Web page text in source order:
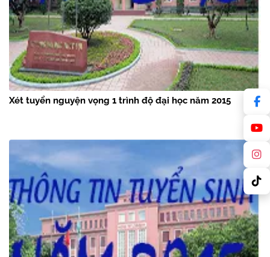
Xét tuyển nguyện vọng 1 trình độ đại học năm 2015